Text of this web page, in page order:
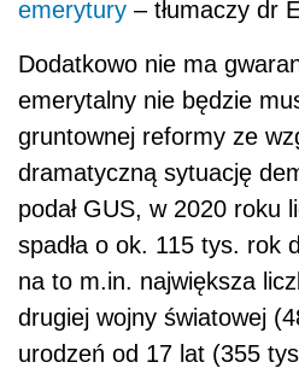
emerytury – tłumaczy dr
Dodatkowo nie ma
emerytalny nie będzie
gruntownej reformy ze
dramatyczną sytuację
podał GUS, w 2020 roku
spadła o ok. 115 tys. rok
na to m.in. największa
drugiej wojny światowej
urodzeń od 17 lat (355